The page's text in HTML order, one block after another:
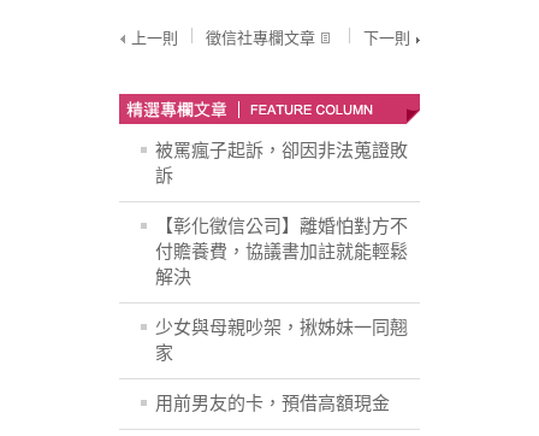
上一則 徵信社專欄文章 下一則
被罵瘋子起訴，卻因非法蒐證敗
訴
【彰化徵信公司】離婚怕對方不
付贍養費，協議書加註就能輕鬆
解決
少女與母親吵架，揪姊妹一同翹
家
用前男友的卡，預借高額現金